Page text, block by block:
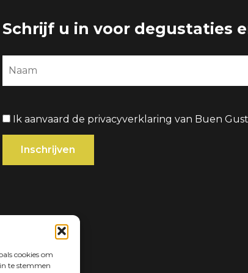
cookies om
te stemmen
Schrijf u in voor degustaties
Ik aanvaard de privacyverklaring van Buen